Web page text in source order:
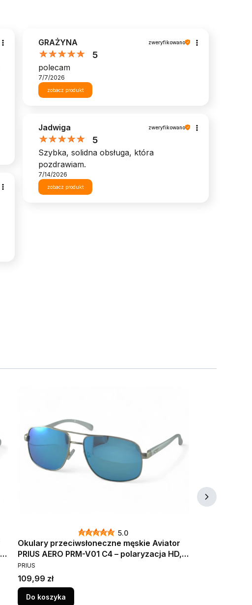
GRAŻYNA zweryfikowano
5
polecam
7/7/2026
zobacz produkt
Jadwiga zweryfikowano
5
Szybka, solidna obsługa, która
pozdrawiam.
7/14/2026
zobacz produkt
5.0
Okulary przeciwsłoneczne męskie Aviator
PRIUS AERO PRM-V01 C4 – polaryzacja HD,
UV400, niebieskie lustrzanki
PRODUCENT
PRIUS
Cena
109,99 zł
Do koszyka